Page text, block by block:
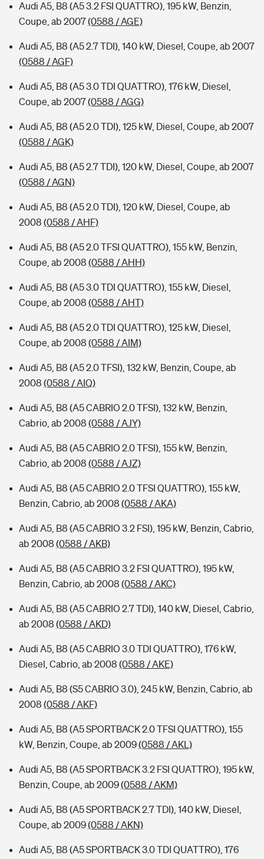
Typklassen: So ist Ihr Auto eingestuft
Audi A5, B8 (A5 3.2 FSI QUATTRO), 195 kW, Benzin,
Coupe, ab 2007(0588 / AGE)
Audi A5, B8 (A5 2.7 TDI), 140 kW, Diesel, Coupe, ab 2007
(0588 / AGF)
Audi A5, B8 (A5 3.0 TDI QUATTRO), 176 kW, Diesel,
Coupe, ab 2007(0588 / AGG)
Audi A5, B8 (A5 2.0 TDI), 125 kW, Diesel, Coupe, ab 2007
(0588 / AGK)
Audi A5, B8 (A5 2.7 TDI), 120 kW, Diesel, Coupe, ab 2007
(0588 / AGN)
Audi A5, B8 (A5 2.0 TDI), 120 kW, Diesel, Coupe, ab
2008 (0588 / AHF)
Audi A5, B8 (A5 2.0 TFSI QUATTRO), 155 kW, Benzin,
Coupe, ab 2008 (0588 / AHH)
Audi A5, B8 (A5 3.0 TDI QUATTRO), 155 kW, Diesel,
Coupe, ab 2008 (0588 / AHT)
Audi A5, B8 (A5 2.0 TDI QUATTRO), 125 kW, Diesel,
Coupe, ab 2008 (0588 / AIM)
Audi A5, B8 (A5 2.0 TFSI), 132 kW, Benzin, Coupe, ab
2008 (0588 / AIQ)
Audi A5, B8 (A5 CABRIO 2.0 TFSI), 132 kW, Benzin,
Cabrio, ab 2008 (0588 / AJY)
Audi A5, B8 (A5 CABRIO 2.0 TFSI), 155 kW, Benzin,
Cabrio, ab 2008 (0588 / AJZ)
Audi A5, B8 (A5 CABRIO 2.0 TFSI QUATTRO), 155 kW,
Benzin, Cabrio, ab 2008 (0588 / AKA)
Audi A5, B8 (A5 CABRIO 3.2 FSI), 195 kW, Benzin, Cabrio,
ab 2008 (0588 / AKB)
Audi A5, B8 (A5 CABRIO 3.2 FSI QUATTRO), 195 kW,
Benzin, Cabrio, ab 2008 (0588 / AKC)
Audi A5, B8 (A5 CABRIO 2.7 TDI), 140 kW, Diesel, Cabrio,
ab 2008 (0588 / AKD)
Audi A5, B8 (A5 CABRIO 3.0 TDI QUATTRO), 176 kW,
Diesel, Cabrio, ab 2008 (0588 / AKE)
Audi A5, B8 (S5 CABRIO 3.0), 245 kW, Benzin, Cabrio, ab
2008 (0588 / AKF)
Audi A5, B8 (A5 SPORTBACK 2.0 TFSI QUATTRO), 155
kW, Benzin, Coupe, ab 2009(0588 / AKL)
Audi A5, B8 (A5 SPORTBACK 3.2 FSI QUATTRO), 195 kW,
Benzin, Coupe, ab 2009(0588 / AKM)
Audi A5, B8 (A5 SPORTBACK 2.7 TDI), 140 kW, Diesel,
Coupe, ab 2009(0588 / AKN)
Audi A5, B8 (A5 SPORTBACK 3.0 TDI QUATTRO), 176